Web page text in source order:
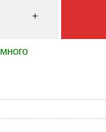
+
много